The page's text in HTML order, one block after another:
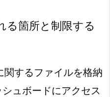
る箇所と制限する
するファイルを格納
ュボードにアクセス